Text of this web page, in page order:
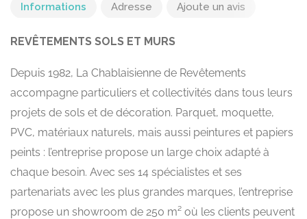
Informations Adresse Ajoute un avis
REVÊTEMENTS SOLS ET MURS
Depuis 1982, La Chablaisienne de Revêtements
accompagne particuliers et collectivités dans tous leurs
projets de sols et de décoration. Parquet, moquette,
PVC, matériaux naturels, mais aussi peintures et papiers
peints : l’entreprise propose un large choix adapté à
chaque besoin. Avec ses 14 spécialistes et ses
partenariats avec les plus grandes marques, l’entreprise
propose un showroom de 250 m² où les clients peuvent